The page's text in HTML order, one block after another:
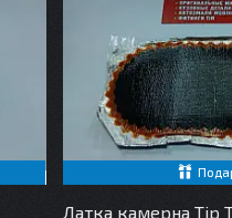
Латка камерна Tip